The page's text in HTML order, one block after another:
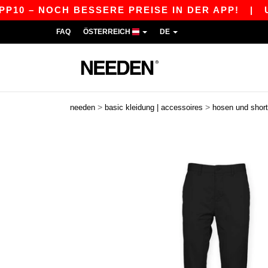
NOCH BESSERE PREISE IN DER APP! |
FAQ ÖSTERREICH DE
needen > basic kleidung | accessoires > hosen und